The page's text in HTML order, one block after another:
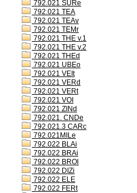
792.021 SURe
792.021 TEA
792.021 TEAv
792.021 TEMr
792.021 THE v.1
792.021 THE v.2
792.021 THEd
792.021 UBEo
792.021 VEIt
792.021 VERd
792.021 VERt
792.021 VOI
792.021 ZINd
792.021. CNDe
792.021.3 CARc
792.021MILe
792.022 BLAi
792.022 BRAi
792.022 BROl
792.022 DIZi
792.022 ELE
792.022 FERt